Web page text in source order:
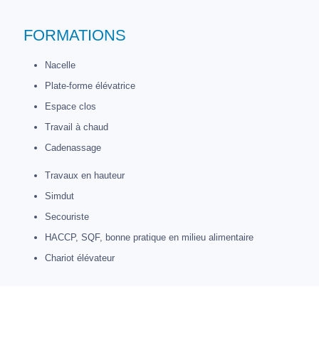
FORMATIONS
Nacelle
Plate-forme élévatrice
Espace clos
Travail à chaud
Cadenassage
Travaux en hauteur
Simdut
Secouriste
HACCP, SQF, bonne pratique en milieu alimentaire
Chariot élévateur